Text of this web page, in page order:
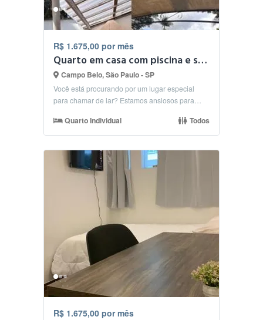
R$ 1.675,00 por mês
Quarto em casa com piscina e sala de cinema
Campo Belo, São Paulo - SP
Você está procurando por um lugar especial
para chamar de lar? Estamos ansiosos para
Quarto Individual Todos
R$ 1.675,00 por mês